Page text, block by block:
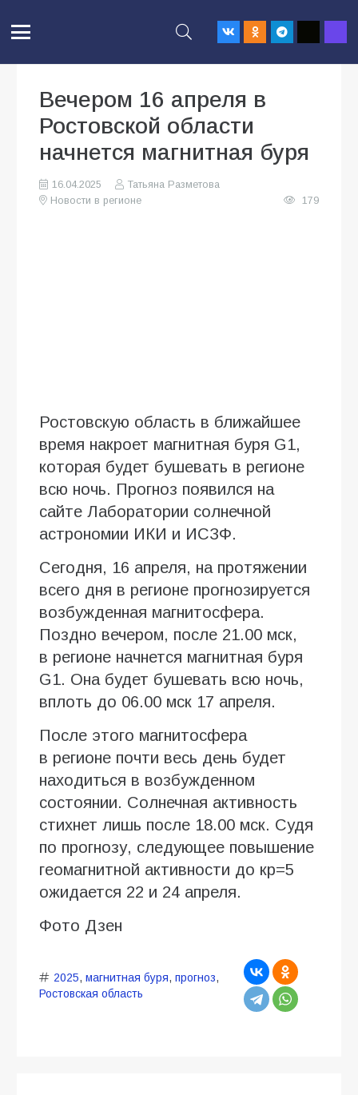
Вечером 16 апреля в
Ростовской области
начнется магнитная буря
16.04.2025
Татьяна Разметова
Новости в регионе
179
Ростовскую область в ближайшее
время накроет магнитная буря G1,
которая будет бушевать в регионе
всю ночь. Прогноз появился на
сайте Лаборатории солнечной
астрономии ИКИ и ИСЗФ.
Сегодня, 16 апреля, на протяжении
всего дня в регионе прогнозируется
возбужденная магнитосфера.
Поздно вечером, после 21.00 мск,
в регионе начнется магнитная буря
G1. Она будет бушевать всю ночь,
вплоть до 06.00 мск 17 апреля.
После этого магнитосфера
в регионе почти весь день будет
находиться в возбужденном
состоянии. Солнечная активность
стихнет лишь после 18.00 мск. Судя
по прогнозу, следующее повышение
геомагнитной активности до кр=5
ожидается 22 и 24 апреля.
Фото Дзен
2025, магнитная буря, прогноз,
Ростовская область